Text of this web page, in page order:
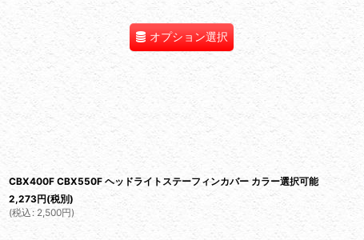
オプション選択
CBX400F CBX550F ヘッドライトステーフィンカバー カラー選択可能
2,273円(税別)
(税込 : 2,500円)